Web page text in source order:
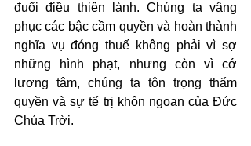
đuổi điều thiện lành. Chúng ta vâng
phục các bậc cầm quyền và hoàn thành
nghĩa vụ đóng thuế không phải vì sợ
những hình phạt, nhưng còn vì cớ
lương tâm, chúng ta tôn trọng thẩm
quyền và sự tể trị khôn ngoan của Đức
Chúa Trời.